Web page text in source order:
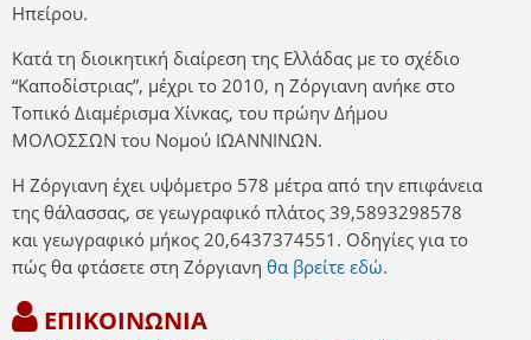
Ηπείρου.
Κατά τη διοικητική διαίρεση της Ελλάδας με το σχέδιο
“Καποδίστριας”, μέχρι το 2010, η Ζόργιανη ανήκε στο
Τοπικό Διαμέρισμα Χίνκας, του πρώην Δήμου
ΜΟΛΟΣΣΩΝ του Νομού ΙΩΑΝΝΙΝΩΝ.
Η Ζόργιανη έχει υψόμετρο 578 μέτρα από την επιφάνεια
της θάλασσας, σε γεωγραφικό πλάτος 39,5893298578
και γεωγραφικό μήκος 20,6437374551. Οδηγίες για το
πώς θα φτάσετε στη Ζόργιανη θα βρείτε εδώ.
ΕΠΙΚΟΙΝΩΝΙΑ